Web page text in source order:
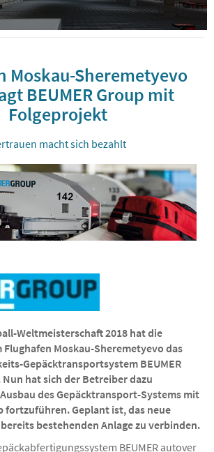
Moskau-Sheremetyevo
BEUMER Group mit
Folgeprojekt
macht sich bezahlt
Weltmeisterschaft 2018 hat die
Flughafen Moskau-Sheremetyevo das
Gepäcktransportsystem BEUMER
hat sich der Betreiber dazu
des Gepäcktransport-Systems mit
fortzuführen. Geplant ist, das neue
bestehenden Anlage zu verbinden.